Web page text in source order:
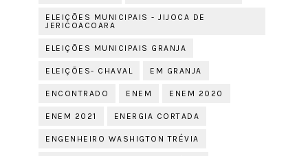
ELEIÇÕES MUNICIPAIS - JIJOCA DE
JERICOACOARA
ELEIÇÕES MUNICIPAIS GRANJA
ELEIÇÕES- CHAVAL EM GRANJA
ENCONTRADO ENEM ENEM 2020
ENEM 2021 ENERGIA CORTADA
ENGENHEIRO WASHIGTON TRÉVIA